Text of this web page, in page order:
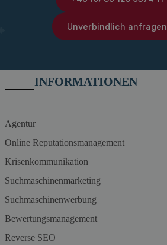
Unverbindlich anfragen
INFORMATIONEN
Agentur
Online Reputationsmanagement
Krisenkommunikation
Suchmaschinenmarketing
Suchmaschinenwerbung
Bewertungsmanagement
Reverse SEO